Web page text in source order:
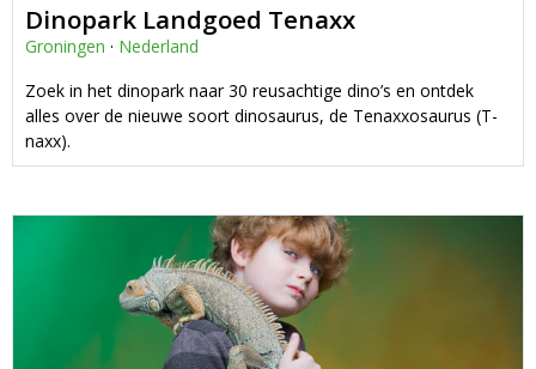
Dinopark Landgoed Tenaxx
Groningen · Nederland
Zoek in het dinopark naar 30 reusachtige dino’s en ontdek
alles over de nieuwe soort dinosaurus, de Tenaxxosaurus (T-
naxx).